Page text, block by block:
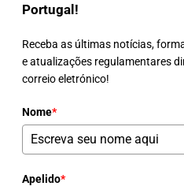
Portugal!
Receba as últimas notícias,
e atualizações regulamentares
correio eletrónico!
Nome*
Apelido*